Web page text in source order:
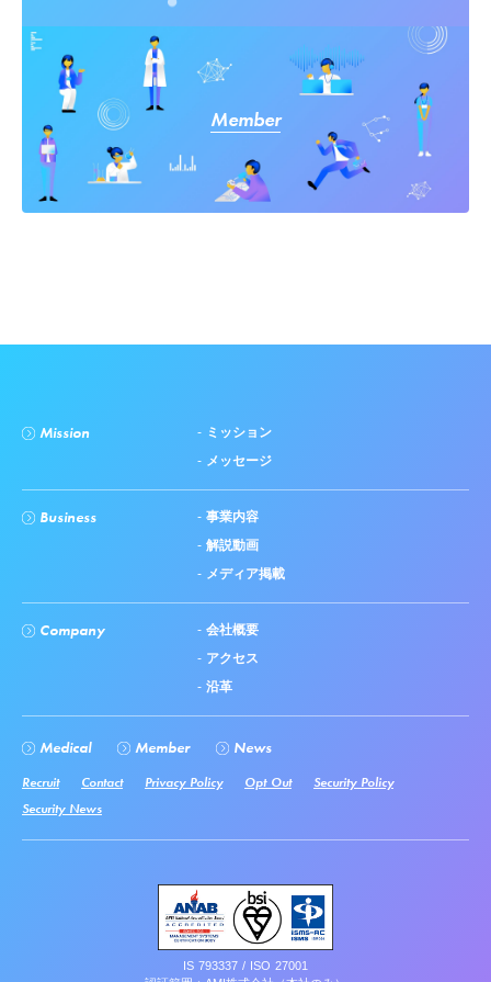
Member
Mission
ミッション
メッセージ
Business
事業内容
解説動画
メディア掲載
Company
会社概要
アクセス
沿革
Medical Member News
Recruit Contact Privacy Policy Opt Out
Security Policy
Security News
IS 793337 / ISO 27001